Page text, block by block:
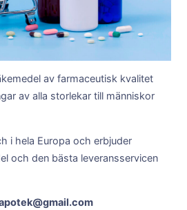
av farmaceutisk kvalitet
av alla storlekar till människor
i hela Europa och erbjuder
och den bästa leveransservicen